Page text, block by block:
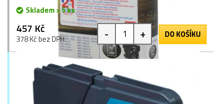
Skladem > 5 ks
457 Kč
378 Kč bez DPH - + DO KOŠÍKU